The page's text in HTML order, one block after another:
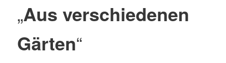
„Aus verschiedenen
Gärten“